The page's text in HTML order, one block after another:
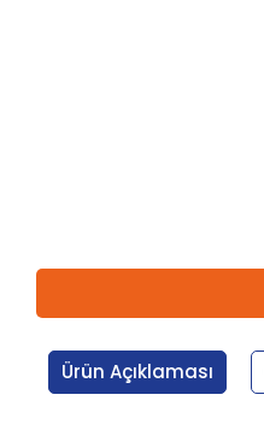
Ürün Açıklaması